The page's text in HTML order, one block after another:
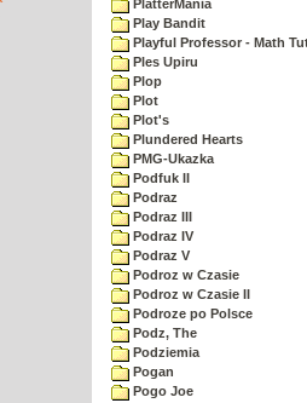
PlatterMania
Play Bandit
Playful Professor - Math
Ples Upiru
Plop
Plot
Plot's
Plundered Hearts
PMG-Ukazka
Podfuk II
Podraz
Podraz III
Podraz IV
Podraz V
Podroz w Czasie
Podroz w Czasie II
Podroze po Polsce
Podz, The
Podziemia
Pogan
Pogo Joe